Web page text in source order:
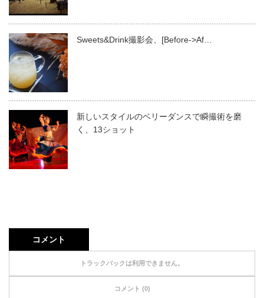
Sweets&Drink撮影会、[Before->Af…
新しいスタイルのベリーダンスで瞬撮術を磨
く、13ショット
コメント
トラックバックは利用できません。
コメント (0)